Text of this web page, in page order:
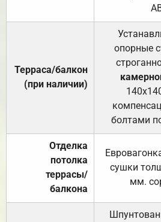
Терраса/балкон
(при наличии)
опорные
болтами
Отделка
потолка
террасы/
балкона
сушки
мм.